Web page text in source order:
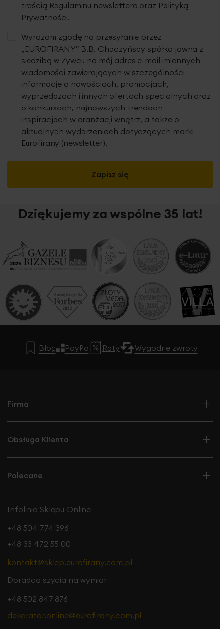
treścią Regulaminu newslettera oraz Polityką
Prywatności.
Zapisz się
Wyrażam zgodę na przesyłanie przez
„EUROFIRANY” B.B. Choczyńscy spółka jawna z
siedzibą w Żywcu na mój adres e-mail imiennych
wiadomości zawierających w szczególności
informacje o nowościach, promocjach,
wyprzedażach i innych ofertach specjalnych oraz
o konkursach, najnowszych trendach i
inspiracjach w aranżacji wnętrz, a także o
aktualnych wydarzeniach dotyczących marki
Eurofirany (newsletter).
Dziękujemy za wspólne 35 lat!
Blog PayPo Raty Wygodne zwroty
Firma
Obsługa Klienta
Polecane
Infolinia Sklepu Online
+48 504 774 396
+48 33 472 55 00
kontakt@sklep.eurofirany.com.pl
Doradca szycia na wymiar
+48 502 847 876
dekorator.online@eurofirany.com.pl